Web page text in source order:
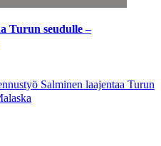
Turun seudulle –
Salminen laajentaa Turun